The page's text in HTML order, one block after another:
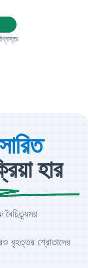
হার
বৃহত্তর শ্রোতাদের